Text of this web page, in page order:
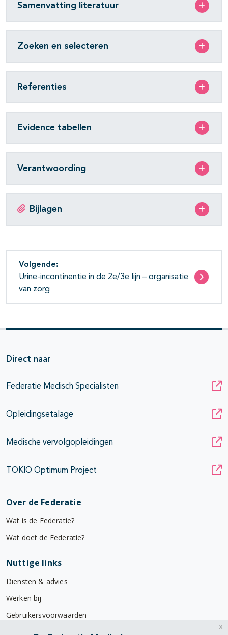
Samenvatting literatuur
Zoeken en selecteren
Referenties
Evidence tabellen
Verantwoording
Bijlagen
Volgende:
Urine-incontinentie in de 2e/3e lijn – organisatie
van zorg
Direct naar
Federatie Medisch Specialisten
Opleidingsetalage
Medische vervolgopleidingen
TOKIO Optimum Project
Over de Federatie
Wat is de Federatie?
Wat doet de Federatie?
Nuttige links
Diensten & advies
Werken bij
Gebruikersvoorwaarden
Privacyverklaring
x